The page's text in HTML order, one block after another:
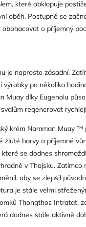
které obklopuje
oběh. Postupně se
o příjemný
je naprosto zásadní.
výrobky po několika
Muay díky Eugenolu
regenerovat
krém Namman Muay ™
žluté barvy a příjemné
se dodnes
v Thajsku. Zatímco
aby se zlepšil
je stále velmi
Thongthos Intratat,
dodnes stále aktivně